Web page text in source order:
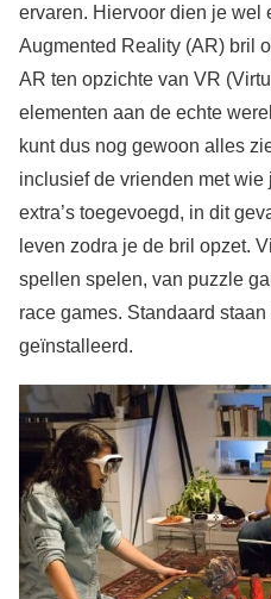
ervaren. Hiervoor dien je wel
Augmented Reality (AR) bril
AR ten opzichte van VR
elementen aan de echte
kunt dus nog gewoon alles
inclusief de vrienden met
extra’s toegevoegd, in dit
leven zodra je de bril opzet.
spellen spelen, van puzzle
race games. Standaard
geïnstalleerd.